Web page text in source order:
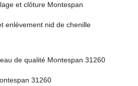
et clôture Montespan
enlèvement nid de chenille
de qualité Montespan 31260
31260